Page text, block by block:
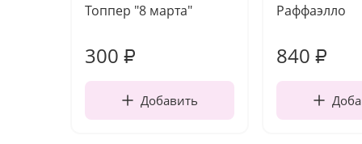
Топпер "8 марта"
300 ₽
Добавить
Раффаэлло
840 ₽